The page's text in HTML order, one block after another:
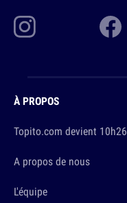
À PROPOS
Topito.com devient 10h26
A propos de nous
L'équipe